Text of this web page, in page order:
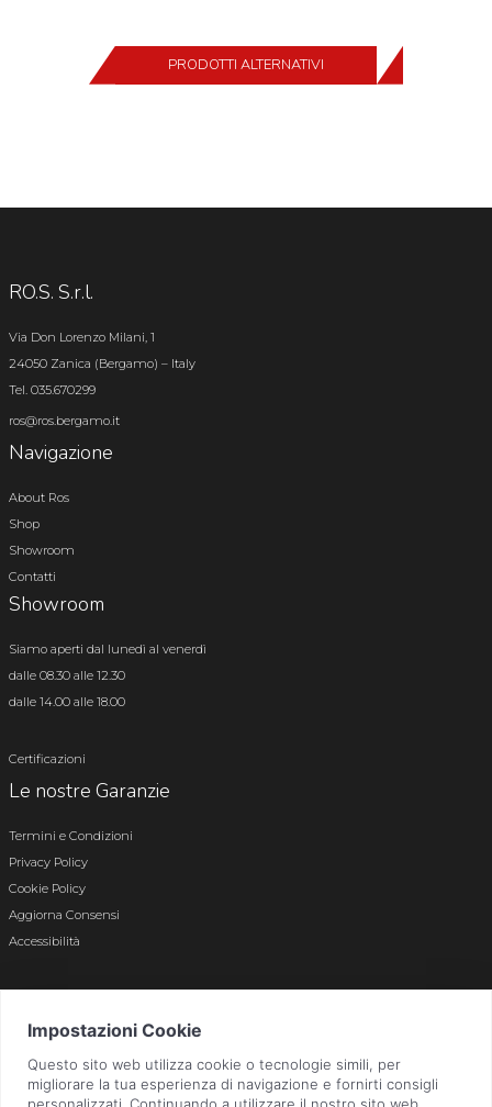
PRODOTTI ALTERNATIVI
RO.S. S.r.l.
Via Don Lorenzo Milani, 1
24050 Zanica (Bergamo) – Italy
Tel. 035.670299
ros@ros.bergamo.it
Navigazione
About Ros
Shop
Showroom
Contatti
Showroom
Siamo aperti dal lunedì al venerdì
dalle 08.30 alle 12.30
dalle 14.00 alle 18.00
Certificazioni
Le nostre Garanzie
Termini e Condizioni
Privacy Policy
Cookie Policy
Aggiorna Consensi
Accessibilità
Bergamo n. 01496180165 · Capitale Sociale i.v. € 800.000,00